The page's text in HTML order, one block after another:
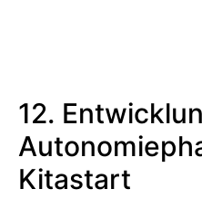
12.
Kitastart